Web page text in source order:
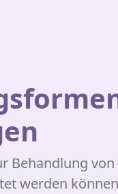
Behandlung
werden